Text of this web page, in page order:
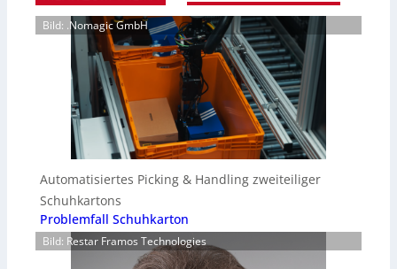
Bild: .Nomagic GmbH
Automatisiertes Picking & Handling zweiteiliger
Schuhkartons
Problemfall Schuhkarton
Bild: Restar Framos Technologies